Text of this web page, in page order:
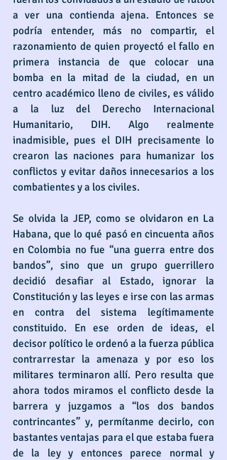
a ver una contienda ajena. Entonces se
podría entender, más no compartir, el
razonamiento de quien proyectó el fallo en
primera instancia de que colocar una
bomba en la mitad de la ciudad, en un
centro académico lleno de civiles, es válido
a la luz del Derecho Internacional
Humanitario, DIH. Algo realmente
inadmisible, pues el DIH precisamente lo
crearon las naciones para humanizar los
conflictos y evitar daños innecesarios a los
combatientes y a los civiles.
Se olvida la JEP, como se olvidaron en La
Habana, que lo qué pasó en cincuenta años
en Colombia no fue “una guerra entre dos
bandos”, sino que un grupo guerrillero
decidió desafiar al Estado, ignorar la
Constitución y las leyes e irse con las armas
en contra del sistema legítimamente
constituido. En ese orden de ideas, el
decisor político le ordenó a la fuerza pública
contrarrestar la amenaza y por eso los
militares terminaron allí. Pero resulta que
ahora todos miramos el conflicto desde la
barrera y juzgamos a “los dos bandos
contrincantes” y, permítanme decirlo, con
bastantes ventajas para el que estaba fuera
de la ley y entonces parece normal y